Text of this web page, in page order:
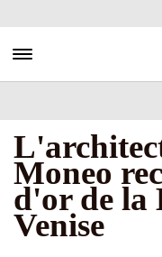
au
principal
Toggle navigation
Moneo
d'or de la
Venise